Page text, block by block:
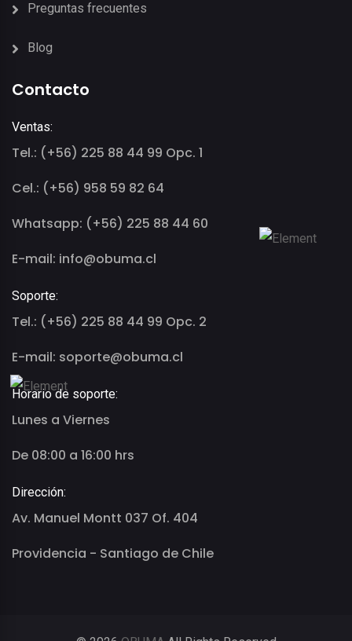
Preguntas frecuentes
Blog
Contacto
Ventas:
Tel.: (+56) 225 88 44 99 Opc. 1
Cel.: (+56) 958 59 82 64
Whatsapp: (+56) 225 88 44 60
E-mail: info@obuma.cl
Soporte:
Tel.: (+56) 225 88 44 99 Opc. 2
E-mail: soporte@obuma.cl
Horario de soporte:
Lunes a Viernes
De 08:00 a 16:00 hrs
Dirección:
Av. Manuel Montt 037 Of. 404
Providencia - Santiago de Chile